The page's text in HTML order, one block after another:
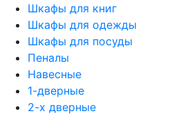
Шкафы для книг
Шкафы для одежды
Шкафы для посуды
Пеналы
Навесные
1-дверные
2-х дверные